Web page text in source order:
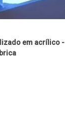
em acrílico -